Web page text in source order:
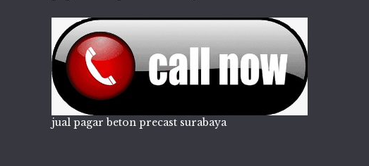
jual pagar beton precast surabaya